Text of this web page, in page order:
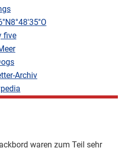
five
Archiv
waren zum Teil sehr